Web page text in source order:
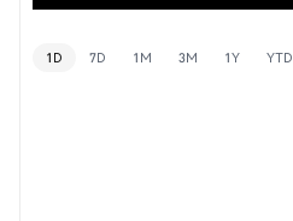
1D 7D 1M 3M 1Y YTD